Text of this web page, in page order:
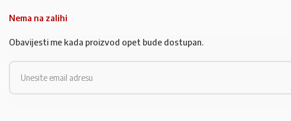
Nema na zalihi
Obavijesti me kada proizvod opet bude dostupan.